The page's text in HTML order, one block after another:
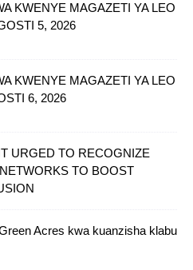
KWENYE MAGAZETI YA LEO
5, 2026
KWENYE MAGAZETI YA LEO
6, 2026
URGED TO RECOGNIZE
TO BOOST
Acres kwa kuanzisha klabu